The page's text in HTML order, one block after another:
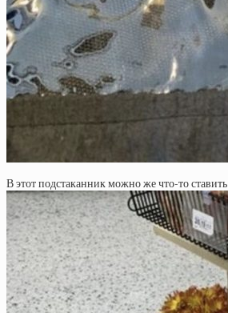
В этот подстаканник можно же что-то ставить